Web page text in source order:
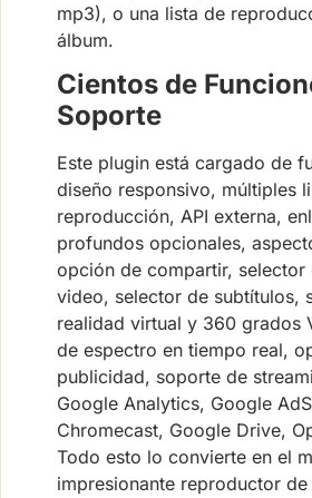
mp3), o una lista de
álbum.
Cientos de
Soporte
Este plugin está cargado de
diseño responsivo, múltiples
reproducción, API externa,
profundos opcionales,
opción de compartir, selector
video, selector de subtítulos,
realidad virtual y 360 grados
de espectro en tiempo real,
publicidad, soporte de
Google Analytics, Google
Chromecast, Google Drive,
Todo esto lo convierte en el
impresionante reproductor